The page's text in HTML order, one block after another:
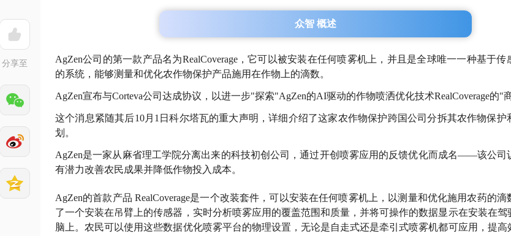
分享至
众智 概述
AgZen公司的第一款产品名为RealCoverage，它可以被安装在任何喷雾机上，并且是全球唯一一种基于传
的系统，能够测量和优化农作物保护产品施用在作物上的滴数。
AgZen宣布与Corteva公司达成协议，以进一步"探索"AgZen的AI驱动的作物喷洒优化技术RealCoverage的"
这个消息紧随其后10月1日科尔塔瓦的重大声明，详细介绍了这家农作物保护跨国公司分拆其农作物保护
划。
AgZen是一家从麻省理工学院分离出来的科技初创公司，通过开创喷雾应用的反馈优化而成名——该公司
有潜力改善农民成果并降低作物投入成本。
AgZen的首款产品 RealCoverage是一个改装套件，可以安装在任何喷雾机上，以测量和优化施用农药的滴
了一个安装在吊臂上的传感器，实时分析喷雾应用的覆盖范围和质量，并将可操作的数据显示在安装在驾
脑上。农民可以使用这些数据优化喷雾平台的物理设置，无论是自走式还是牵引式喷雾机都可应用，提高